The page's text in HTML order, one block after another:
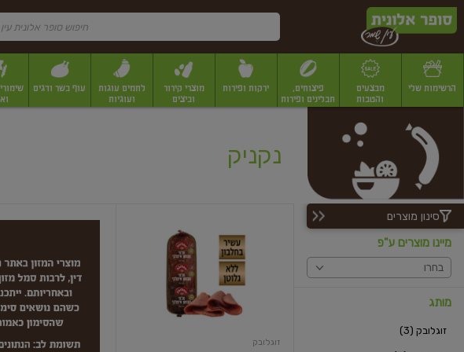
דלג לתפריט הקטגוריות
דלג לתוכן הראשי
דלג לתפריט התחתון
הרשימות שלי מבצעים
והטבות
פיצוחים,
תבלינים ופירות
יבשים
ירקות ופירות מוצרי קירור
וביצים
לחמים עוגות
ועוגיות
עוף בשר ודגים
פיצוחים, שקדים ואגוזיםפיצוחים במשקלפיצוחים ארוזיםפירות יבשיםפירות יבשים ארוזיםפירות
נקניק
סינון מוצרים
מיינו מוצרים ע"פ
בחרו
מותג
זוגלובק (3)
זוגלובק